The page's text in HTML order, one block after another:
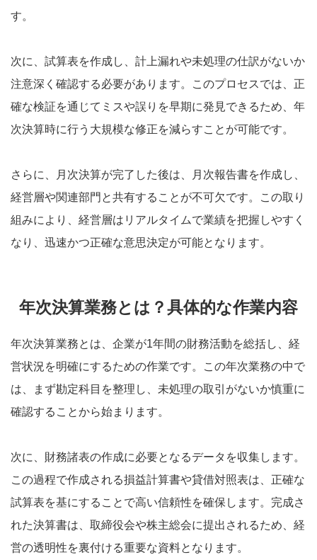
す。
次に、試算表を作成し、計上漏れや未処理の仕訳がないか
注意深く確認する必要があります。このプロセスでは、正
確な検証を通じてミスや誤りを早期に発見できるため、年
次決算時に行う大規模な修正を減らすことが可能です。
さらに、月次決算が完了した後は、月次報告書を作成し、
経営層や関連部門と共有することが不可欠です。この取り
組みにより、経営層はリアルタイムで業績を把握しやすく
なり、迅速かつ正確な意思決定が可能となります。
年次決算業務とは？具体的な作業内容
年次決算業務とは、企業が1年間の財務活動を総括し、経
営状況を明確にするための作業です。この年次業務の中で
は、まず勘定科目を整理し、未処理の取引がないか慎重に
確認することから始まります。
次に、財務諸表の作成に必要となるデータを収集します。
この過程で作成される損益計算書や貸借対照表は、正確な
試算表を基にすることで高い信頼性を確保します。完成さ
れた決算書は、取締役会や株主総会に提出されるため、経
営の透明性を裏付ける重要な資料となります。